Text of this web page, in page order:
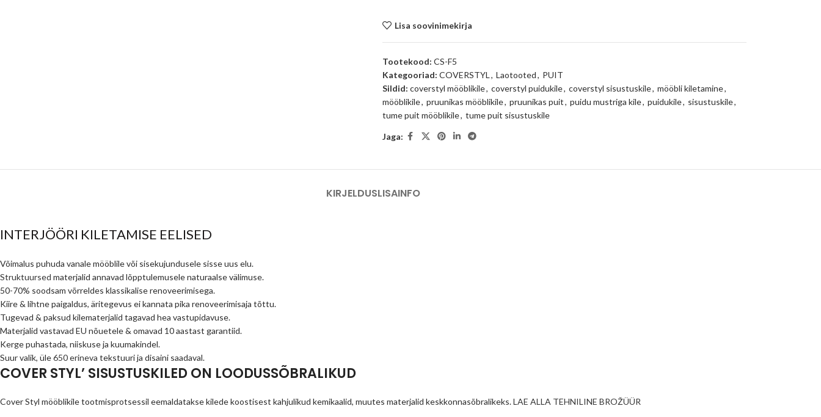
Lisa soovinimekirja
Tootekood: CS-F5
Kategooriad: COVERSTYL, Laotooted, PUIT
Sildid: coverstyl mööblikile, coverstyl puidukile, coverstyl sisustuskile, mööbli kiletamine,
mööblikile, pruunikas mööblikile, pruunikas puit, puidu mustriga kile, puidukile, sisustuskile,
tume puit mööblikile, tume puit sisustuskile
Jaga:
KIRJELDUSLISAINFO
INTERJÖÖRI KILETAMISE EELISED
Võimalus puhuda vanale mööblile või sisekujundusele sisse uus elu.
Struktuursed materjalid annavad lõpptulemusele naturaalse välimuse.
50-70% soodsam võrreldes klassikalise renoveerimisega.
Kiire & lihtne paigaldus, äritegevus ei kannata pika renoveerimisaja tõttu.
Tugevad & paksud kilematerjalid tagavad hea vastupidavuse.
Materjalid vastavad EU nõuetele & omavad 10 aastast garantiid.
Kerge puhastada, niiskuse ja kuumakindel.
Suur valik, üle650 erineva tekstuuri ja disaini saadaval.
COVER STYL’ SISUSTUSKILED ON LOODUSSÕBRALIKUD
Cover Styl mööblikile tootmisprotsessil eemaldatakse kilede koostisest kahjulikud kemikaalid, muutes materjalid keskkonnasõbralikeks.LAE ALLA TEHNILINE BROŽÜÜR